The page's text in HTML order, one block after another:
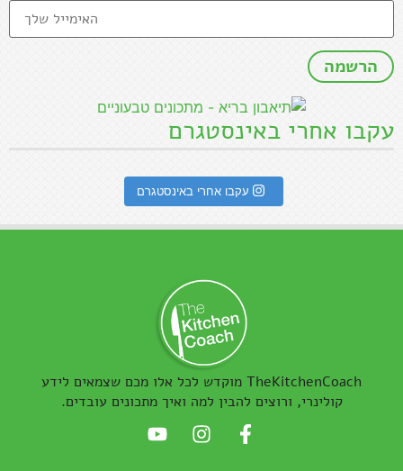
עקבו אחרי באינסטגרם
עקבו אחרי באינסטגרם
TheKitchenCoach מוקדש לכל אלו מכם שצמאים לידע
קולינרי, ורוצים להבין למה ואיך מתכונים עובדים.